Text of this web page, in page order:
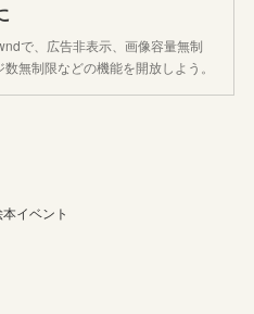
で、広告非表示、画像容量無制
無制限などの機能を開放しよう。
イベント